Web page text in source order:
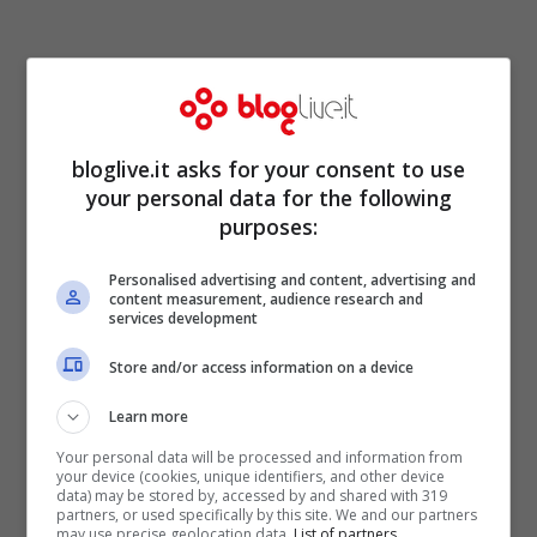
Con il nuovo decreto il
coprifuoco resta valido
bloglive.it asks for your consent to use
your personal data for the following
purposes:
Personalised advertising and content, advertising and
content measurement, audience research and
services development
Store and/or access information on a device
Learn more
Your personal data will be processed and information from
your device (cookies, unique identifiers, and other device
data) may be stored by, accessed by and shared with 319
partners, or used specifically by this site. We and our partners